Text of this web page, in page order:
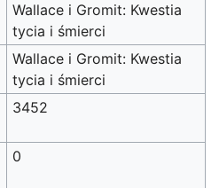
Wallace i Gromit: Kwestia
tycia i śmierci
Wallace i Gromit: Kwestia
tycia i śmierci
3452
0